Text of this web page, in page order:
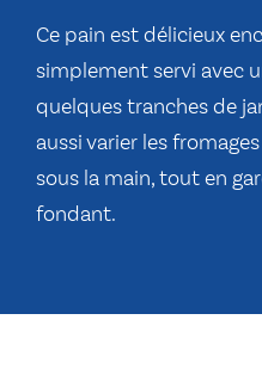
Ce pain est délicieux
simplement servi avec
quelques tranches de
aussi varier les
sous la main, tout en
fondant.